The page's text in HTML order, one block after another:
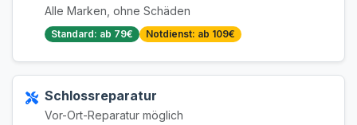
Alle Marken, ohne Schäden
Standard: ab 79€ Notdienst: ab 109€
Schlossreparatur
Vor-Ort-Reparatur möglich